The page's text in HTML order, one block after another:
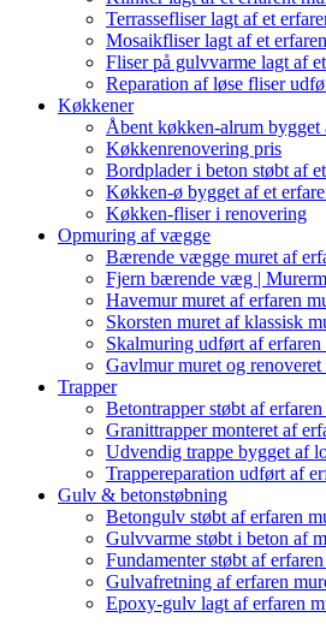
Terrassefliser lagt af et
Mosaikfliser lagt af et
Fliser på gulvvarme lagt af
Reparation af løse fliser
Køkkener
Åbent køkken-alrum bygget
Køkkenrenovering pris
Bordplader i beton støbt af
Køkken-ø bygget af et
Køkken-fliser i renovering
Opmuring af vægge
Bærende vægge muret af
Fjern bærende væg |
Havemur muret af erfaren
Skorsten muret af klassisk
Skalmuring udført af erfaren
Gavlmur muret og renoveret
Trapper
Betontrapper støbt af
Granittrapper monteret af
Udvendig trappe bygget af
Trappereparation udført af
Gulv & betonstøbning
Betongulv støbt af erfaren
Gulvvarme støbt i beton af
Fundamenter støbt af
Gulvafretning af erfaren
Epoxy-gulv lagt af erfaren